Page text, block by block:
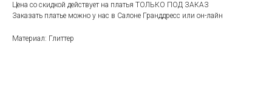
Цена со скидкой действует на платья ТОЛЬКО ПОД ЗАКАЗ
Заказать платье можно у нас в Салоне Гранддресс или он-лайн
Материал: Глиттер